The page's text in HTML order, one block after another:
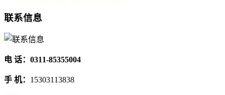
联系信息
电 话：0311-85355004
手 机： 15303113838